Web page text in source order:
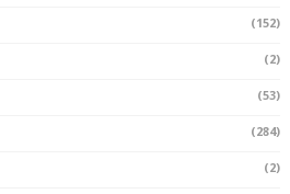
(152)
(2)
(53)
(284)
(2)